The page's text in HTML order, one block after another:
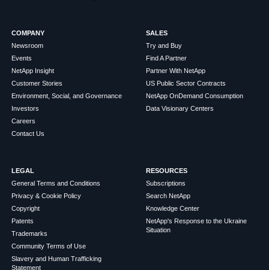
COMPANY
Newsroom
Events
NetApp Insight
Customer Stories
Environment, Social, and Governance
Investors
Careers
Contact Us
SALES
Try and Buy
Find A Partner
Partner With NetApp
US Public Sector Contracts
NetApp OnDemand Consumption
Data Visionary Centers
LEGAL
General Terms and Conditions
Privacy & Cookie Policy
Copyright
Patents
Trademarks
Community Terms of Use
Slavery and Human Trafficking
Statement
RESOURCES
Subscriptions
Search NetApp
Knowledge Center
NetApp's Response to the Ukraine
Situation